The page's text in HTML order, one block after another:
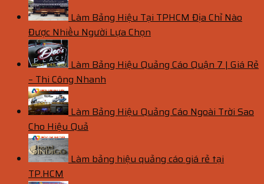
Làm Bảng Hiệu Tại TPHCM Địa Chỉ Nào
Được Nhiều Người Lựa Chọn
Làm Bảng Hiệu Quảng Cáo Quận 7 | Giá Rẻ
– Thi Công Nhanh
Làm Bảng Hiệu Quảng Cáo Ngoài Trời Sao
Cho Hiệu Quả
Làm bảng hiệu quảng cáo giá rẻ tại
TP.HCM